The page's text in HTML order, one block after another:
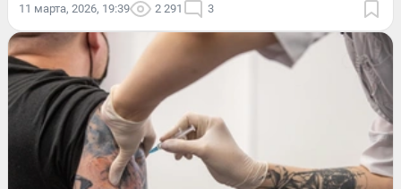
11 марта, 2026, 19:39 2 291 3